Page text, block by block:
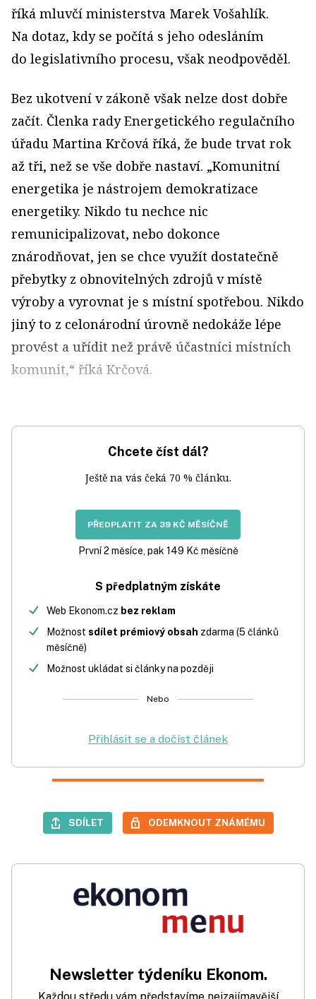
říká mluvčí ministerstva Marek Vošahlík.
Na dotaz, kdy se počítá s jeho odesláním
do legislativního procesu, však neodpověděl.
Bez ukotvení v zákoně však nelze dost dobře
začít. Členka rady Energetického regulačního
úřadu Martina Krčová říká, že bude trvat rok
až tři, než se vše dobře nastaví. „Komunitní
energetika je nástrojem demokratizace
energetiky. Nikdo tu nechce nic
remunicipalizovat, nebo dokonce
znárodňovat, jen se chce využít dostatečně
přebytky z obnovitelných zdrojů v místě
výroby a vyrovnat je s místní spotřebou. Nikdo
jiný to z celonárodní úrovně nedokáže lépe
provést a uřídit než právě účastníci místních
komunit,“ říká Krčová.
Chcete číst dál?
Ještě na vás čeká 70 % článku.
PŘEDPLATIT ZA 39 KČ MĚSÍČNĚ
První 2 měsíce, pak 149 Kč měsíčně
S předplatným získáte
Web Ekonom.cz bez reklam
Možnost sdílet prémiový obsah zdarma (5 článků
měsíčně)
Možnost ukládat si články na později
Nebo
Přihlásit se a dočíst článek
SDÍLET ODEMKNOUT ZNÁMÉMU
Newsletter týdeníku Ekonom.